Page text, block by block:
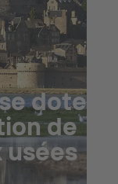
dote
de
usées